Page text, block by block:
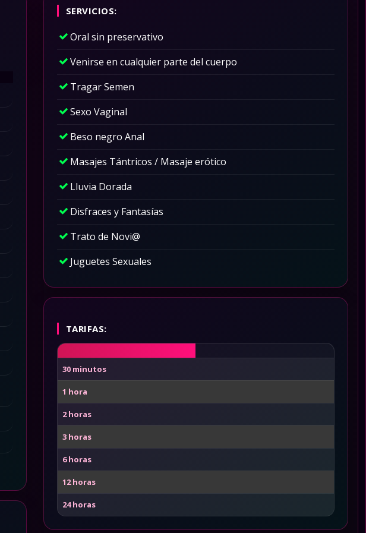
SERVICIOS:
Oral sin preservativo
Venirse en cualquier parte del cuerpo
Tragar Semen
Sexo Vaginal
Beso negro Anal
Masajes Tántricos / Masaje erótico
Lluvia Dorada
Disfraces y Fantasías
Trato de Novi@
Juguetes Sexuales
TARIFAS:
30 minutos
1 hora
2 horas
3 horas
6 horas
12 horas
24 horas